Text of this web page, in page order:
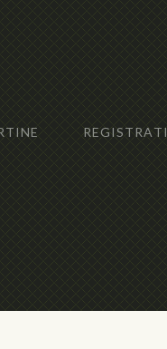
REGISTRATI